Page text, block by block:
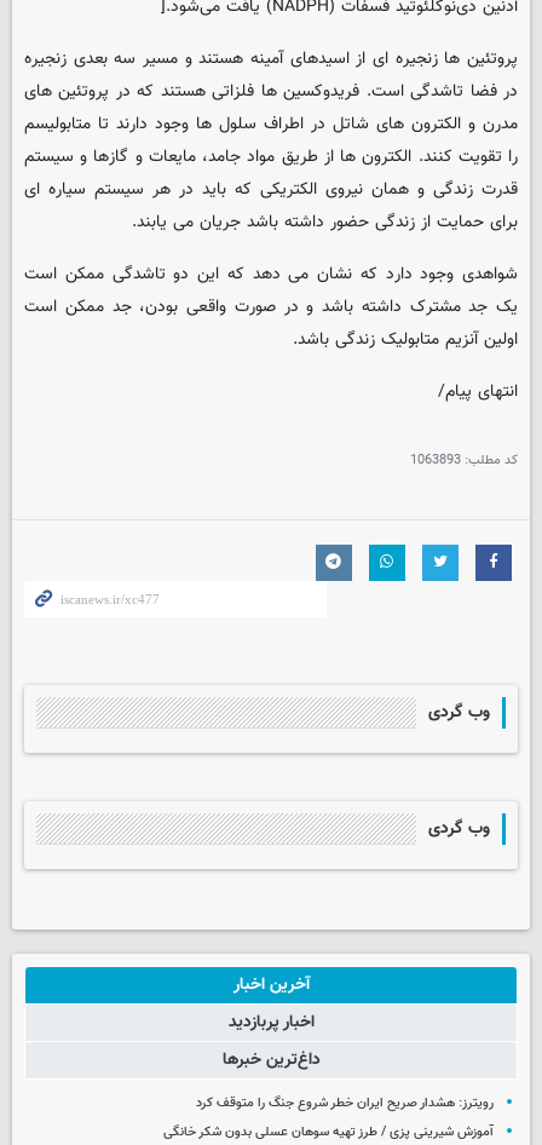
آدنین دی‌نوکلئوتید فسفات (NADPH) یافت می‌شود.[
پروتئین ها زنجیره ای از اسیدهای آمینه هستند و مسیر سه بعدی زنجیره
در فضا تاشدگی است. فریدوکسین ها فلزاتی هستند که در پروتئین های
مدرن و الکترون های شاتل در اطراف سلول ها وجود دارند تا متابولیسم
را تقویت کنند. الکترون ها از طریق مواد جامد، مایعات و گازها و سیستم
قدرت زندگی و همان نیروی الکتریکی که باید در هر سیستم سیاره ای
برای حمایت از زندگی حضور داشته باشد جریان می یابند.
شواهدی وجود دارد که نشان می دهد که این دو تاشدگی ممکن است
یک جد مشترک داشته باشد و در صورت واقعی بودن، جد ممکن است
اولین آنزیم متابولیک زندگی باشد.
انتهای پیام/
کد مطلب: 1063893
وب گردی
وب گردی
آخرین اخبار
اخبار پربازدید
داغ‌ترین خبرها
رویترز: هشدار صریح ایران خطر شروع جنگ را متوقف کرد
آموزش شیرینی پزی / طرز تهیه سوهان عسلی بدون شکر خانگی